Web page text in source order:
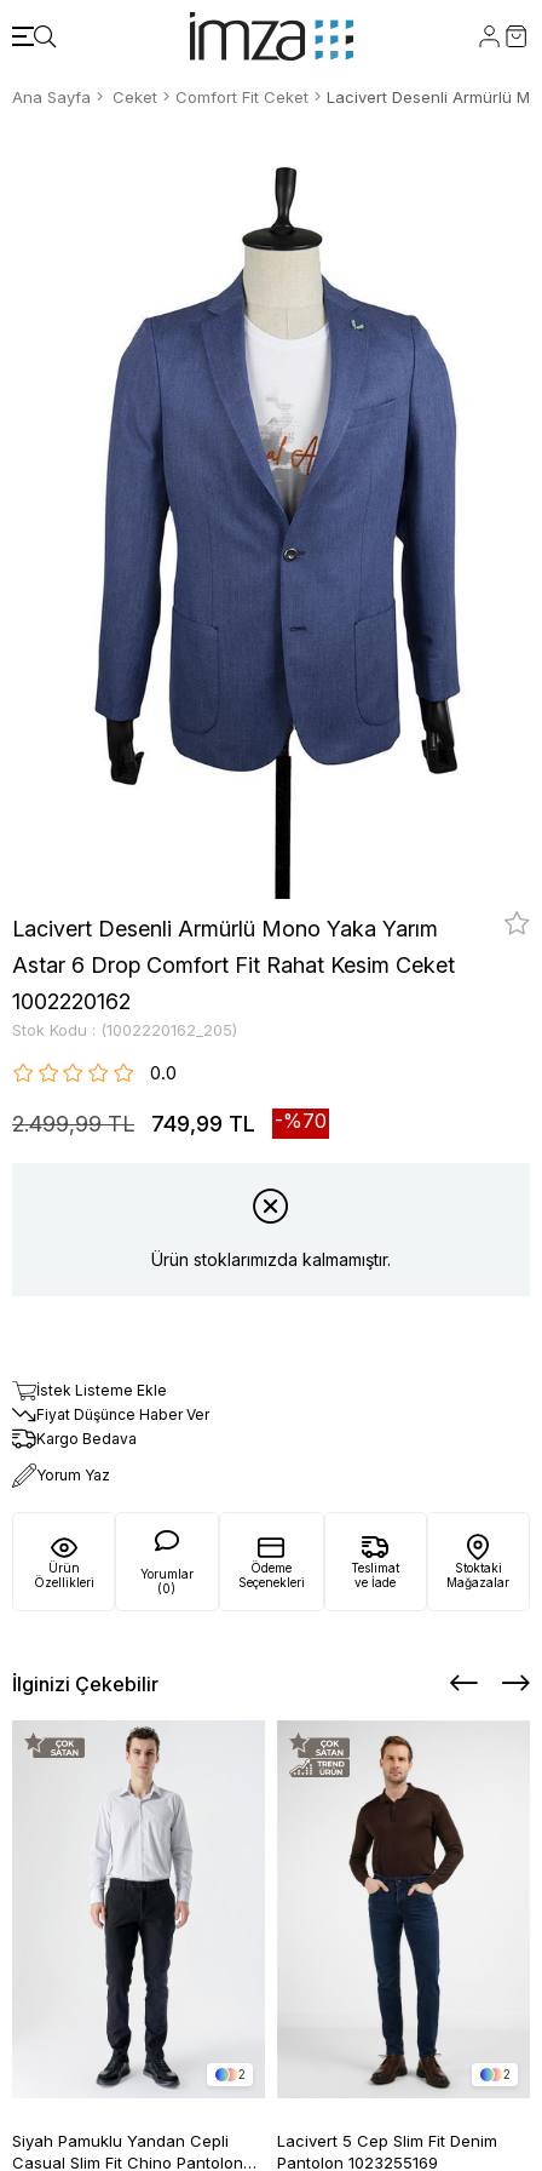
Ana Sayfa Ceket Comfort Fit Ceket
Lacivert Desenli Armürlü Mono Yaka Yarım
Astar 6 Drop Comfort Fit Rahat Kesim Ceket
1002220162
Stok Kodu (1002220162_205)
0.0
2.499,99 TL 749,99 TL 70
Ürün stoklarımızda kalmamıştır.
İstek Listeme Ekle
Fiyat Düşünce Haber Ver
Kargo Bedava
Yorum Yaz
Ürün
Özellikleri
Yorumlar
(0)
Ödeme
Seçenekleri
Teslimat
ve İade
Stoktaki
Mağazalar
İlginizi Çekebilir
2
Siyah Pamuklu Yandan Cepli
Casual Slim Fit Chino Pantolon
2
Lacivert 5 Cep Slim Fit Denim
Pantolon 1023255169